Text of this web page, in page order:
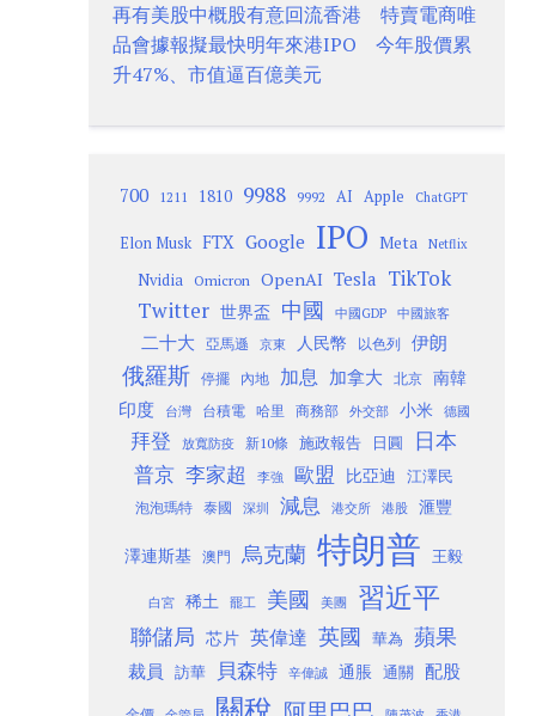
再有美股中概股有意回流香港 特賣電商唯
品會據報擬最快明年來港IPO 今年股價累
升47%、市值逼百億美元
700 1211 1810 9988 9992 AI Apple ChatGPT
Elon Musk FTX Google IPO Meta Netflix
Nvidia Omicron OpenAI Tesla TikTok
Twitter 世界盃 中國 中國GDP 中國旅客
二十大 亞馬遜 京東 人民幣 以色列 伊朗
俄羅斯 停擺 內地 加息 加拿大 北京
南韓
印度
台灣 台積電 哈里 商務部 外交部 小米 德國
拜登 放寬防疫 新10條 施政報告 日圓 日本
普京 李家超 李強 歐盟 比亞迪 江澤民
泡泡瑪特 泰國 深圳 減息 港交所 港股 滙豐
澤連斯基 澳門 烏克蘭 特朗普 王毅
白宮 稀土 罷工 美國 美團 習近平
聯儲局 芯片 英偉達 英國 華為 蘋果
裁員 訪華 貝森特 辛偉誠 通脹 通關 配股